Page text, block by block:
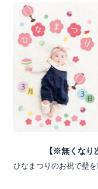
【※無くなり
ひなまつりのお祝で壁